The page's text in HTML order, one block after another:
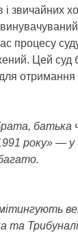
звичайних
процесу
Цей суд
для
батька
року» — у
мітингують
та Трибуналі